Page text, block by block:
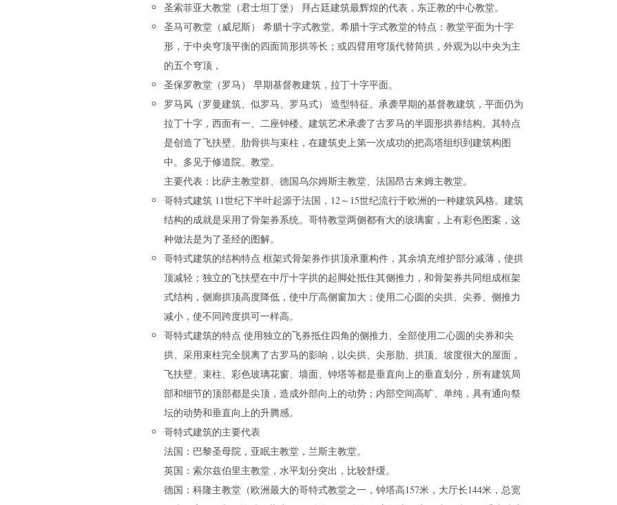
圣索菲亚大教堂（君士坦丁堡） 拜占廷建筑最辉煌的代表，东正教的中心教堂。
圣马可教堂（威尼斯） 希腊十字式教堂。希腊十字式教堂的特点：教堂平面为十字
形，于中央穹顶平衡的四面筒形拱等长；或四臂用穹顶代替筒拱，外观为以中央为主
的五个穹顶，
圣保罗教堂（罗马） 早期基督教建筑，拉丁十字平面。
罗马风（罗曼建筑、似罗马、罗马式） 造型特征。承袭早期的基督教建筑，平面仍为
拉丁十字，西面有一、二座钟楼。建筑艺术承袭了古罗马的半圆形拱券结构。其特点
是创造了飞扶壁、肋骨拱与束柱，在建筑史上第一次成功的把高塔组织到建筑构图
中。多见于修道院、教堂。
主要代表：比萨主教堂群、德国乌尔姆斯主教堂、法国昂古来姆主教堂。
哥特式建筑 11世纪下半叶起源于法国，12～15世纪流行于欧洲的一种建筑风格。建筑
结构的成就是采用了骨架券系统。哥特教堂两侧都有大的玻璃窗，上有彩色图案，这
种做法是为了圣经的图解。
哥特式建筑的结构特点 框架式骨架券作拱顶承重构件，其余填充维护部分减薄，使拱
顶减轻；独立的飞扶壁在中厅十字拱的起脚处抵住其侧推力，和骨架券共同组成框架
式结构，侧廊拱顶高度降低，使中厅高侧窗加大；使用二心圆的尖拱、尖券、侧推力
减小，使不同跨度拱可一样高。
哥特式建筑的特点 使用独立的飞券抵住四角的侧推力、全部使用二心圆的尖券和尖
拱、采用束柱完全脱离了古罗马的影响，以尖拱、尖形肋、拱顶、坡度很大的屋面，
飞扶壁、束柱、彩色玻璃花窗、墙面、钟塔等都是垂直向上的垂直划分，所有建筑局
部和细节的顶部都是尖顶，造成外部向上的动势；内部空间高旷、单纯，具有通向祭
坛的动势和垂直向上的升腾感。
哥特式建筑的主要代表
法国：巴黎圣母院，亚眠主教堂，兰斯主教堂。
英国：索尔兹伯里主教堂，水平划分突出，比较舒缓。
德国：科隆主教堂（欧洲最大的哥特式教堂之一，钟塔高157米，大厅长144米，总宽